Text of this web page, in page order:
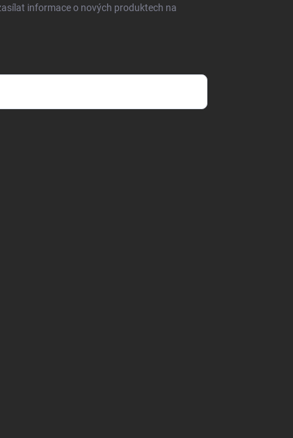
informace o nových produktech na